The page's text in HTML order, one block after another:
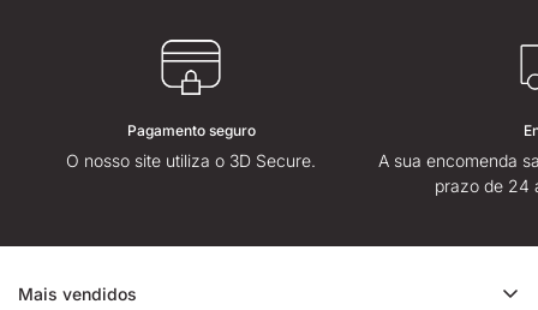
Pagamento seguro
O nosso site utiliza o 3D Secure.
A sua encomenda
prazo de 24
Mais vendidos